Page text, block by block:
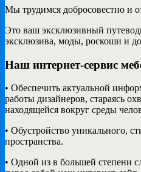
Мы трудимся добросовестно и
Это ваш эксклюзивный
эксклюзива, моды, роскоши и
Наш интернет-сервис
• Обеспечить актуальной
работы дизайнеров, стараясь
находящейся вокруг среды
• Обустройство уникального,
пространства.
• Одной из в большей степени